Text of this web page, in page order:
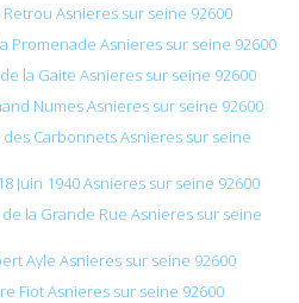
Asnieres sur seine 92600
Promenade Asnieres sur seine 92600
la Gaite Asnieres sur seine 92600
Numes Asnieres sur seine 92600
Carbonnets Asnieres sur seine
Juin 1940 Asnieres sur seine 92600
la Grande Rue Asnieres sur seine
Ayle Asnieres sur seine 92600
Fiot Asnieres sur seine 92600